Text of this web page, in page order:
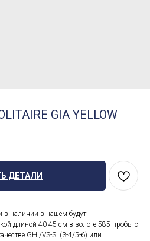
GIA YELLOW
ДЕТАЛИ
в наличии в нашем будут
длиной 40-45 см в золоте 585 пробы с
GHI/VS-SI (3-4/5-6) или